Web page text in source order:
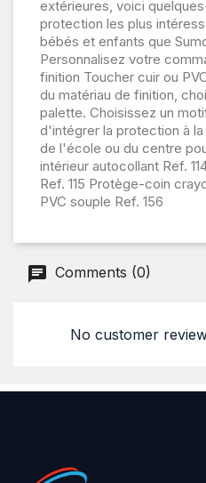
extérieures, voici
protection les plus
bébés et enfants que
Personnalisez votre
finition Toucher cuir ou
du matériau de finition,
palette. Choisissez un
d'intégrer la protection à
de l'école ou du centre
intérieur autocollant Ref.
Ref. 115 Protège-coin
PVC souple Ref. 156
Comments (0)
No customer